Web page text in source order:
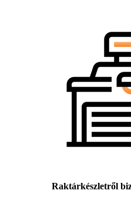
Raktárkészletről